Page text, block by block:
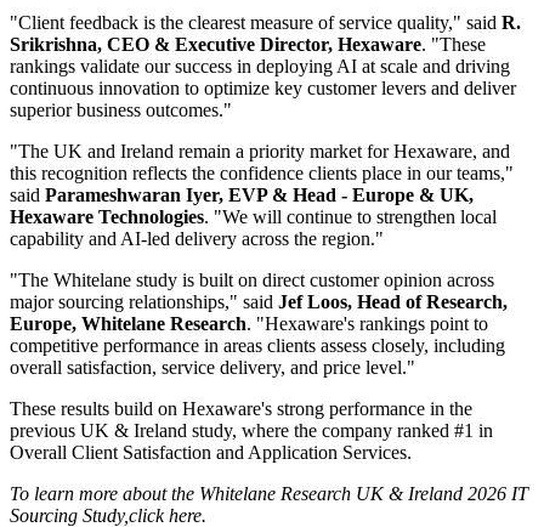
"Client feedback is the clearest measure of service quality," said R.
Srikrishna, CEO & Executive Director, Hexaware. "These
rankings validate our success in deploying AI at scale and driving
continuous innovation to optimize key customer levers and deliver
superior business outcomes."
"The UK and Ireland remain a priority market for Hexaware, and
this recognition reflects the confidence clients place in our teams,"
said Parameshwaran Iyer, EVP & Head - Europe & UK,
Hexaware Technologies. "We will continue to strengthen local
capability and AI-led delivery across the region."
"The Whitelane study is built on direct customer opinion across
major sourcing relationships," said Jef Loos, Head of Research,
Europe, Whitelane Research. "Hexaware's rankings point to
competitive performance in areas clients assess closely, including
overall satisfaction, service delivery, and price level."
These results build on Hexaware's strong performance in the
previous UK & Ireland study, where the company ranked #1 in
Overall Client Satisfaction and Application Services.
To learn more about the Whitelane Research UK & Ireland 2026 IT
Sourcing Study,click here.